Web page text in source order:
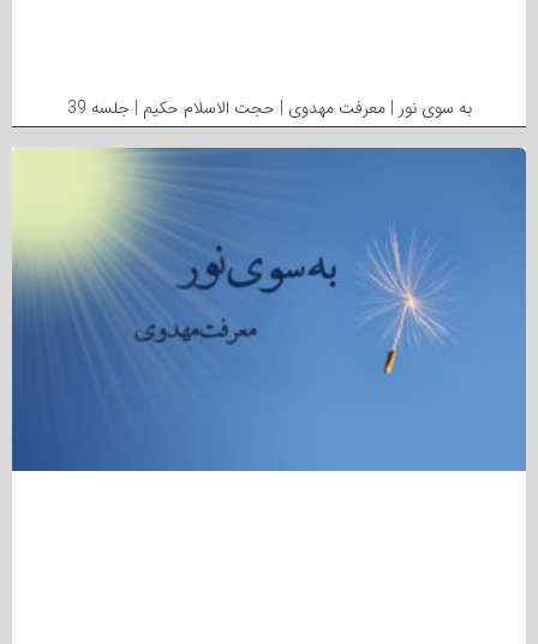
به سوی نور | معرفت مهدوی | حجت الاسلام حکیم | جلسه 39